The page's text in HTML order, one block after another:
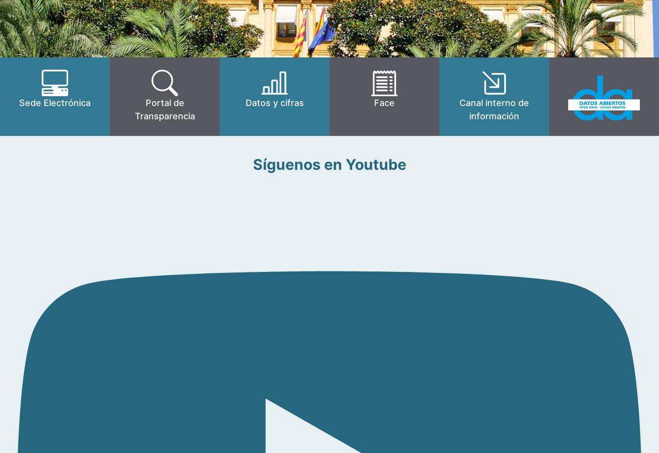
Sede Electrónica
Portal de
Transparencia
Datos y cifras Face
Canal interno de
información
Síguenos en Youtube